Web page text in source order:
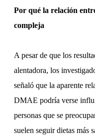
Por qué la relación
compleja
A pesar de que los
alentadora, los
señaló que la aparente
DMAE podría verse
personas que se
suelen seguir dietas más